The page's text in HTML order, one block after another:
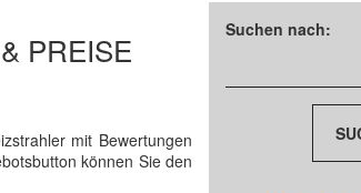
PREISE
mit Bewertungen
können Sie den
Suchen nach: